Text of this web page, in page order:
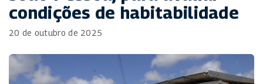
condições de habitabilidade
20 de outubro de 2025